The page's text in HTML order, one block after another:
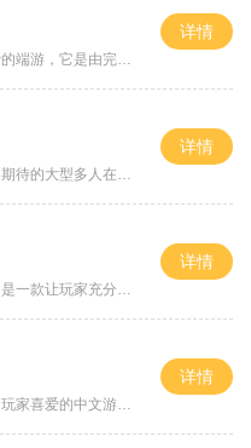
传奇世界是一款备受玩家喜爱的端游，它是由完美世界开发并运营的一款大型多人在线角色扮演游戏。作为一个玩家，你可以通过去官网找到游戏的下载地址和更多的相关信息。传奇世界官网网址为.my想必对于喜欢玩游戏的朋友们来说，传奇世界这个名字并不陌生。作为中国最受欢迎的网游之一，传奇世界已经陪伴玩家度过了20年的光辉岁月。无论你是老玩家还是新手，这个精彩的游戏世界都值得你一探究竟。在传奇世界里，你可以创造一个属于自己的角色，选择自己钟爱的职业，探索并征服激动人心的游戏世界。游戏...
详情
超变传奇世界手游是一款备受期待的大型多人在线角色扮演游戏，它将传奇世界经典的游戏元素与移动设备的便携性相结合，为玩家带来全新的游戏体验。在这个游戏中，玩家可以选择各类职业，与其他玩家组队探索冒险，还可以参与大规模的战斗和跨服竞技活动，展示自己的战斗技巧和智慧。游戏的玩法非常丰富多样。游戏提供了丰富的职业选择，包括战士、法师、道士等。每个职业都有自己独特的技能和能力，玩家可以根据自己的喜好选择适合自己的职业，打造独一无二的角色。玩家可以通过完成任务、打怪升级、挑战副本等方式获取...
详情
《变态传奇世界满攻速手游》是一款让玩家充分挑战自身操作极限的手游。它采用了传奇游戏的经典元素，同时加入了全新的玩法和特色，让玩家沉浸于一个变态的游戏世界中。在这个游戏中，玩家将扮演一个传奇战士，不断挑战自己的极限，一路冒险击杀怪物，探索未知的领域，收集稀有的装备，完成各种任务。下面将从游戏玩法和特色两个方面来详细介绍这款游戏。游戏的玩法非常多样化。玩家可以自由选择不同的角色和职业，每个职业都有自己独特的技能和特点。在战斗中，玩家需要不断升级并提升自己的技能，才能更好地应对各种...
详情
《元神传奇世界》是一款备受玩家喜爱的中文游戏。它以浓厚的中国风为背景，打造了一个精彩纷呈的仙侠世界。在这个世界里，玩家可以体验到各种精彩的游戏内容，以及独特的玩法，给玩家带来前所未有的游戏体验。让我们来了解一下游戏的主要玩法。 主线剧情：《元神传奇世界》拥有丰富而引人入胜的主线剧情。玩家将扮演一位少侠，历经危险和挑战，寻找神奇的元神，解救世界于水深火热之中。通过参与主线剧情任务，玩家可以了解游戏的背景故事，并有机会获得丰厚的游戏奖励。 副本挑战：《元神传奇世界》不仅拥...
详情